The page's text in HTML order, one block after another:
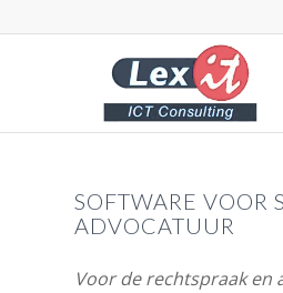
SOFTWARE VOOR
ADVOCATUUR
Voor de rechtspraak en